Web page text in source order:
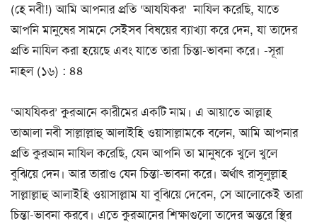
(হে নবী!) আমি আপনার প্রতি ‘আযযিকর’ নাযিল করেছি, যাতে
আপনি মানুষের সামনে সেইসব বিষয়ের ব্যাখ্যা করে দেন, যা তাদের
প্রতি নাযিল করা হয়েছে এবং যাতে তারা চিন্তা-ভাবনা করে। -সূরা
নাহল (১৬) : ৪৪
‘আযযিকর’ কুরআনে কারীমের একটি নাম। এ আয়াতে আল্লাহ
তাআলা নবী সাল্লাল্লাহু আলাইহি ওয়াসাল্লামকে বলেন, আমি আপনার
প্রতি কুরআন নাযিল করেছি, যেন আপনি তা মানুষকে খুলে খুলে
বুঝিয়ে দেন। আর তারাও যেন চিন্তা-ভাবনা করে। অর্থাৎ রাসূলুল্লাহ
সাল্লাল্লাহু আলাইহি ওয়াসাল্লাম যা বুঝিয়ে দেবেন, সে আলোকেই তারা
চিন্তা-ভাবনা করবে। এতে কুরআনের শিক্ষাগুলো তাদের অন্তরে স্থির